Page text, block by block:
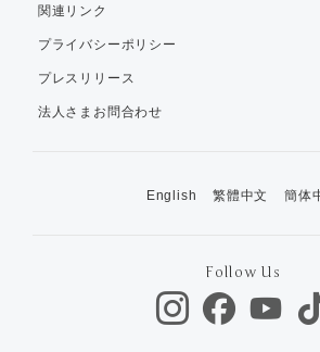
関連リンク
プライバシーポリシー
プレスリリース
法人さまお問合わせ
English 繁體中文 簡体
Follow Us